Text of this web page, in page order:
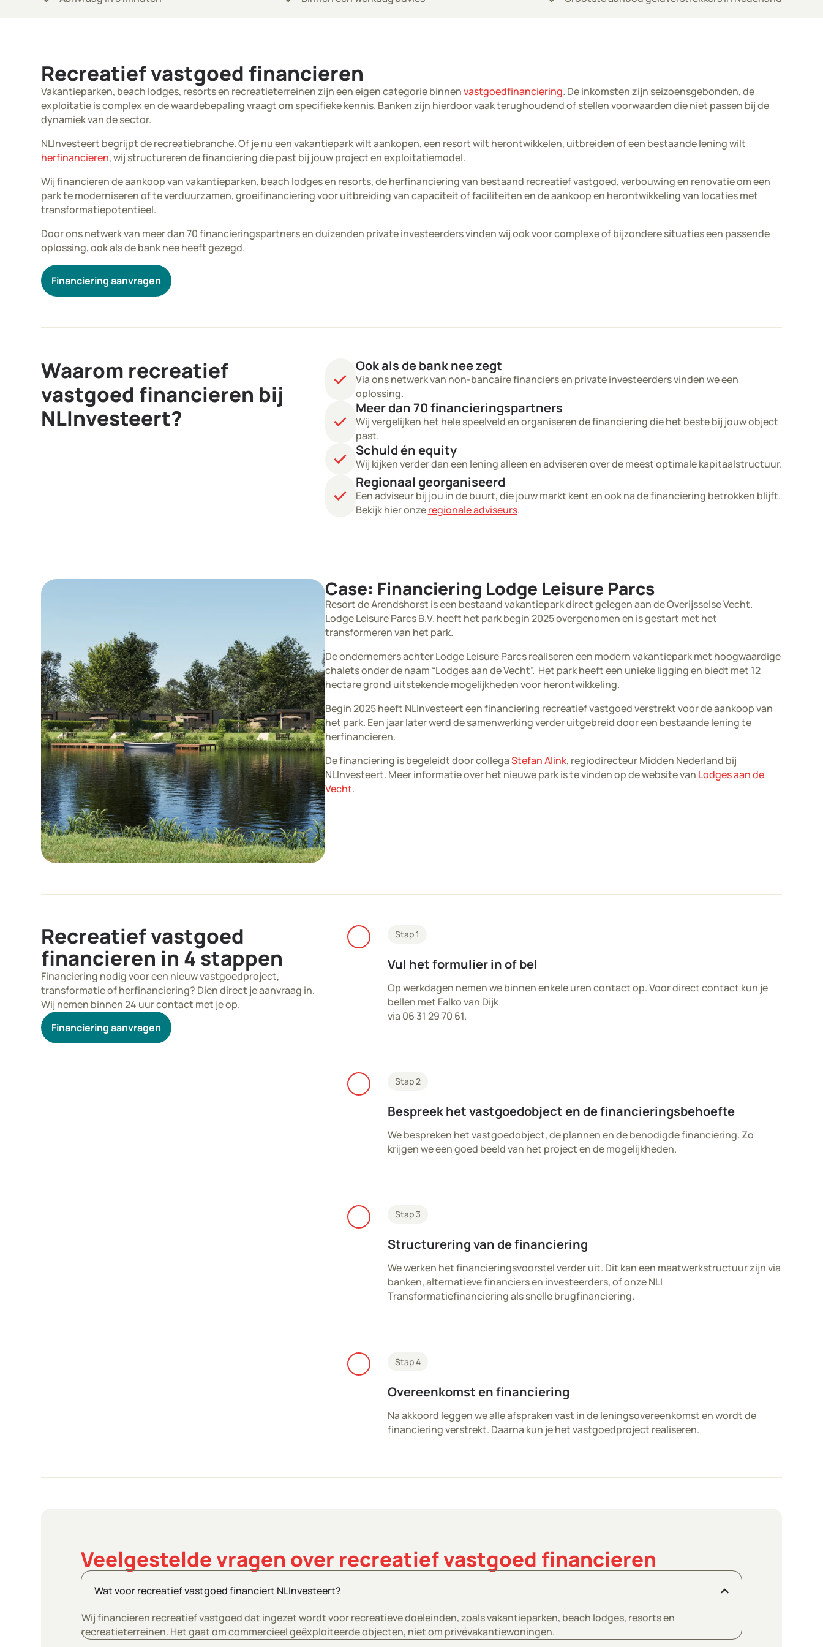
Recreatief vastgoed financieren
Vakantieparken, beach lodges, resorts en recreatieterreinen zijn een eigen categorie binnenvastgoedfinanciering. De inkomsten zijn seizoensgebonden, de
exploitatie is complex en de waardebepaling vraagt om specifieke kennis. Banken zijn hierdoor vaak terughoudend of stellen voorwaarden die niet passen bij de
dynamiek van de sector.
NLInvesteert begrijpt de recreatiebranche. Of je nu een vakantiepark wilt aankopen, een resort wilt herontwikkelen, uitbreiden of een bestaande lening wilt
herfinancieren, wij structureren de financiering die past bij jouw project en exploitatiemodel.
Wij financieren de aankoop van vakantieparken, beach lodges en resorts, de herfinanciering van bestaand recreatief vastgoed, verbouwing en renovatie om een
park te moderniseren of te verduurzamen, groeifinanciering voor uitbreiding van capaciteit of faciliteiten en de aankoop en herontwikkeling van locaties met
transformatiepotentieel.
Door ons netwerk van meer dan 70 financieringspartners en duizenden private investeerders vinden wij ook voor complexe of bijzondere situaties een passende
oplossing, ook als de bank nee heeft gezegd.
Financiering aanvragen
Waarom recreatief
vastgoed financieren bij
NLInvesteert?
check
Ook als de bank nee zegt
Via ons netwerk van non-bancaire financiers en private investeerders vinden we een
oplossing.
check
Meer dan 70 financieringspartners
Wij vergelijken het hele speelveld en organiseren de financiering die het beste bij jouw object
past.
check Schuld én equity
Wij kijken verder dan een lening alleen en adviseren over de meest optimale kapitaalstructuur.
check
Regionaal georganiseerd
Een adviseur bij jou in de buurt, die jouw markt kent en ook na de financiering betrokken blijft.
Bekijk hier onzeregionale adviseurs.
Case: Financiering Lodge Leisure Parcs
Resort de Arendshorst is een bestaand vakantiepark direct gelegen aan de Overijsselse Vecht.
Lodge Leisure Parcs B.V. heeft het park begin 2025 overgenomen en is gestart met het
transformeren van het park.
De ondernemers achter Lodge Leisure Parcs realiseren een modern vakantiepark met hoogwaardige
chalets onder de naam “Lodges aan de Vecht”. Het park heeft een unieke ligging en biedt met 12
hectare grond uitstekende mogelijkheden voor herontwikkeling.
Begin 2025 heeft NLInvesteert een financiering recreatief vastgoed verstrekt voor de aankoop van
het park. Een jaar later werd de samenwerking verder uitgebreid door een bestaande lening te
herfinancieren.
De financiering is begeleidt door collegaStefan Alink, regiodirecteur Midden Nederland bij
NLInvesteert. Meer informatie over het nieuwe park is te vinden op de website van Lodges aan de
Vecht.
Recreatief vastgoed
financieren in 4 stappen
Financiering nodig voor een nieuw vastgoedproject,
transformatie of herfinanciering? Dien direct je aanvraag in.
Wij nemen binnen 24 uur contact met je op.
Financiering aanvragen
Stap 1
Vul het formulier in of bel
Op werkdagen nemen we binnen enkele uren contact op. Voor direct contact kun je
bellen met Falko van Dijk
via 06 31 29 70 61.
check
Stap 2
Bespreek het vastgoedobject en de financieringsbehoefte​
We bespreken het vastgoedobject, de plannen en de benodigde financiering. Zo
krijgen we een goed beeld van het project en de mogelijkheden.
check
Stap 3
Structurering van de financiering
We werken het financieringsvoorstel verder uit. Dit kan een maatwerkstructuur zijn via
banken, alternatieve financiers en investeerders, of onze NLI
Transformatiefinanciering als snelle brugfinanciering.
check
Stap 4
Overeenkomst en financiering
Na akkoord leggen we alle afspraken vast in de leningsovereenkomst en wordt de
financiering verstrekt. Daarna kun je het vastgoedproject realiseren.
check
Veelgestelde vragen over recreatief vastgoed financieren
Wat voor recreatief vastgoed financiert NLInvesteert?
Wij financieren recreatief vastgoed dat ingezet wordt voor recreatieve doeleinden, zoals vakantieparken, beach lodges, resorts en
recreatieterreinen. Het gaat om commercieel geëxploiteerde objecten, niet om privévakantiewoningen.